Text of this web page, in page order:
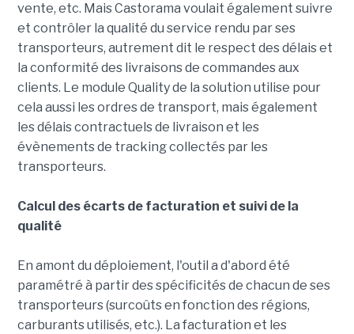
vente, etc. Mais Castorama voulait également suivre
et contrôler la qualité du service rendu par ses
transporteurs, autrement dit le respect des délais et
la conformité des livraisons de commandes aux
clients. Le module Quality de la solution utilise pour
cela aussi les ordres de transport, mais également
les délais contractuels de livraison et les
évènements de tracking collectés par les
transporteurs.
Calcul des écarts de facturation et suivi de la
qualité
En amont du déploiement, l'outil a d'abord été
paramétré à partir des spécificités de chacun de ses
transporteurs (surcoûts en fonction des régions,
carburants utilisés, etc.). La facturation et les